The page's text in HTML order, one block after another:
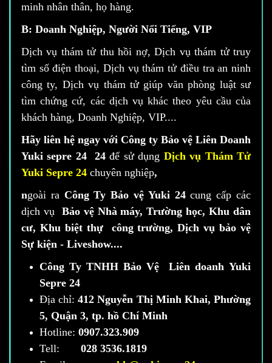
minh nhân thân, họ hàng.
B: Doanh Nghiệp, Người Nổi Tiếng, VIP
Dịch vụ thám tử thu hồi nợ, Dịch vụ thám tử truy
tìm số điện thoại, Dịch vụ thám tử điều tra an ninh
công ty, Dịch vụ thám tử giúp văn phòng luật sư
tìm chứng cứ, các dịch vụ khác theo yêu cầu của
khách hàng, Doanh Nghiệp, VIP....
Hãy liên hệ ngay với Công ty Bảo vệ Liên Doanh
Yuki sepre 24 24để sử dụng Dịch vụ Thám Tử
Yuki Sepre 24 chuyên nghiệp,
ngoài raCông Ty Bảo vệ Yuki 24cung cấp các
dịch vụBảo vệ Nhà máy, Trường học, Khu dân
cư, Khu biệt thự công trường, Dịch vụ bảo vệ
Sự kiện - Liveshow....
Công Ty TNHH Bảo Vệ Liên doanh Yuki
Sepre 24
Địa chỉ:412 Nguyễn Thị Minh Khai, Phường
5, Quận 3, tp. hồ Chí Minh
Hotline: 0907.323.909
Tell:
028 3536.1819